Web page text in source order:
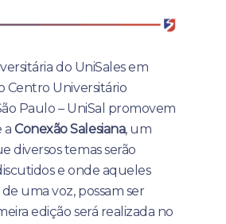
do UniSales em
Centro Universitário
Paulo – UniSal promovem
aConexão Salesiana, um
diversos temas serão
e onde aqueles
uma voz, possam ser
edição será realizada no